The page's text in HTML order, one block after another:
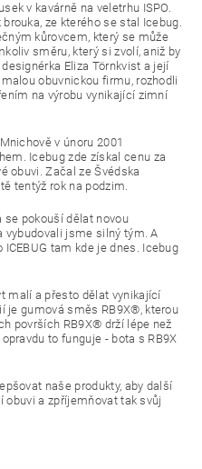
v kavárně na veletrhu ISPO.
ze kterého se stal Icebug.
kůrovcem, který se může
směru, který si zvolí, aniž by
Eliza Törnkvist a její
obuvnickou firmu, rozhodli
na výrobu vynikající zimní
v únoru 2001
Icebug zde získal cenu za
obuvi. Začal ze Švédska
tentýž rok na podzim.
pokouší dělat novou
vybudovali jsme silný tým. A
tam kde je dnes. Icebug
malí a přesto dělat vynikající
je gumová směs RB9X®, kterou
površích RB9X® drží lépe než
to funguje - bota s RB9X
naše produkty, aby další
a zpříjemňovat tak svůj